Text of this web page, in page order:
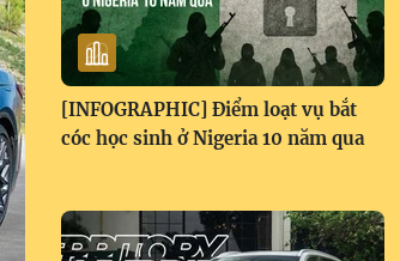
[INFOGRAPHIC] Điểm loạt vụ bắt
cóc học sinh ở Nigeria 10 năm qua